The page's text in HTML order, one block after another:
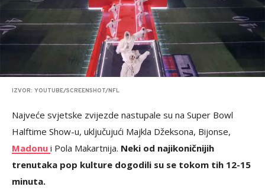
IZVOR: YOUTUBE/SCREENSHOT/NFL
Najveće svjetske zvijezde nastupale su na Super Bowl
Halftime Show-u, uključujući Majkla Džeksona, Bijonse,
Madonu i Pola Makartnija. Neki od najikoničnijih
trenutaka pop kulture dogodili su se tokom tih 12-15
minuta.